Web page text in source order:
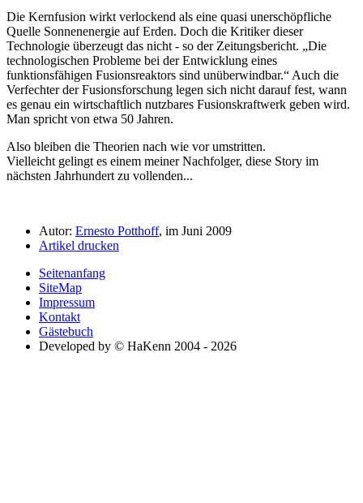
Die Kernfusion wirkt verlockend als eine quasi unerschöpfliche
Quelle Sonnenenergie auf Erden. Doch die Kritiker dieser
Technologie überzeugt das nicht - so der Zeitungsbericht.
Die
technologischen Probleme bei der Entwicklung eines
funktionsfähigen Fusionsreaktors sind unüberwindbar.
Auch die
Verfechter der Fusionsforschung legen sich nicht darauf fest, wann
es genau ein wirtschaftlich nutzbares Fusionskraftwerk geben wird.
Man spricht von etwa 50 Jahren.
Also bleiben die Theorien nach wie vor umstritten.
Vielleicht gelingt es einem meiner Nachfolger, diese Story im
nächsten Jahrhundert zu vollenden...
Autor: Ernesto Potthoff, im Juni 2009
Artikel drucken
Seitenanfang
SiteMap
Impressum
Kontakt
Gästebuch
Developed by © HaKenn 2004 - 2026